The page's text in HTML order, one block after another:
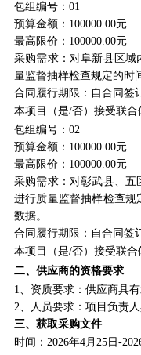
包组编号：01
预算金额： 100000.00元
最高限价： 100000.00元
采购需求：对阜新县区域
量监督抽样检查规定的时
合同履行期限： 自合同签
本项目（是/否）接受联合
包组编号：02
预算金额： 100000.00元
最高限价： 100000.00元
采购需求：对彰武县、五
进行质量监督抽样检查规
数据。
合同履行期限： 自合同签
本项目（是/否）接受联合
二、供应商的资格要求
1、 资质要求： 供应商具
2、 人员要求： 项目负责
三、获取采购文件
时间：2026年4月 25日-202